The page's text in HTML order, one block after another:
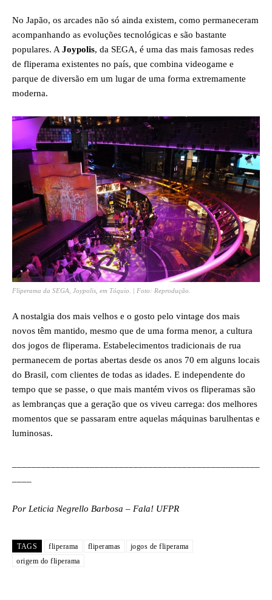
No Japão, os arcades não só ainda existem, como permaneceram
acompanhando as evoluções tecnológicas e são bastante
populares. A Joypolis, da SEGA, é uma das mais famosas redes
de fliperama existentes no país, que combina videogame e
parque de diversão em um lugar de uma forma extremamente
moderna.
Fliperama da SEGA, Joypolis, em Tóquio. | Foto: Reprodução.
A nostalgia dos mais velhos e o gosto pelo vintage dos mais
novos têm mantido, mesmo que de uma forma menor, a cultura
dos jogos de fliperama. Estabelecimentos tradicionais de rua
permanecem de portas abertas desde os anos 70 em alguns locais
do Brasil, com clientes de todas as idades. E independente do
tempo que se passe, o que mais mantém vivos os fliperamas são
as lembranças que a geração que os viveu carrega: dos melhores
momentos que se passaram entre aquelas máquinas barulhentas e
luminosas.
Por Leticia Negrello Barbosa – Fala! UFPR
TAGS fliperama fliperamas
jogos de fliperama
origem do fliperama